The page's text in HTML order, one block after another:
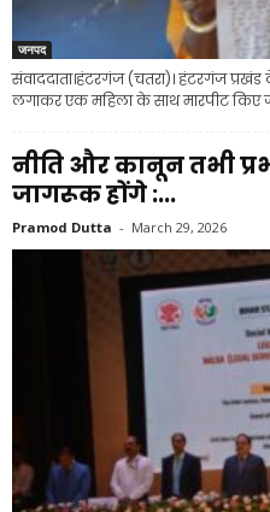
जनपद
संवाददाता।हंटरगंज (चतरा)। हंटरगंज
लगाकर एक महिला के साथ मारपीट किए
नीति और कानून तभी
जागरूक होंगे :...
Pramod Dutta - March 29, 2026